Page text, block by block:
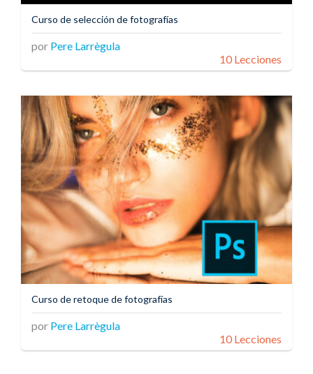
Curso de selección de fotografías
por Pere Larrègula
10 Lecciones
Curso de retoque de fotografías
por Pere Larrègula
10 Lecciones